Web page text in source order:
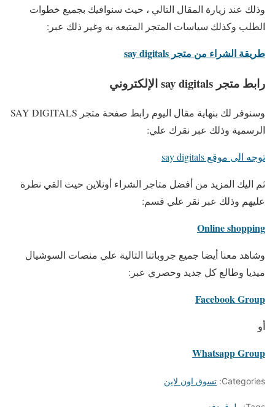
وذلك عند زيارة المقال التالي ، حيث سنوافيك بجميع خطوات
الطلب وكذلك سياسات المتجر المتبعه به وغير ذلك عبر:
طريقة الشراء من متجر say digitals
رابط متجر say digitals الإلكتروني
وسنوفر لك بنهاية مقال اليوم رابط صفحة متجر SAY DIGITALS
الرسمية وذلك عبر نقرك علي:
توجه الى موقع say digitals
ثم اليك المزيد من أفضل متاجر الشراء أونلاين حيث القي نطرة
عليهم وذلك عبر نقر علي قسم:
Online shopping
وشاهد معنا أيضا جميع جروباتنا التالية علي منصات السوشيال
ميديا وطالع كل جديد وحصري عبر:
Facebook Group
أو
Whatsapp Group
Categories: تسوق اون لاين